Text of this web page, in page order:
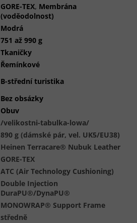
GORE-TEX, Membrána
(voděodolnost)
Modrá
751 až 990 g
Tkaničky
Řemínkové
B-střední turistika
Bez obsázky
Obuv
/velikostni-tabulka-lowa/
890 g (dámské pár, vel. UK5/EU38)
Heinen Terracare® Nubuk Leather
GORE-TEX
ATC (Air Technology Cushioning)
Double Injection
DuraPU®/DynaPU®
MONOWRAP® Support Frame
středně